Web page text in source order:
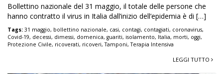
Bollettino nazionale del 31 maggio, il totale delle persone che
hanno contratto il virus in Italia dall’inizio dell’epidemia è di […]
Tags: 31 maggio, bollettino nazionale, casi, contagi, contagiati, coronavirus,
Covid-19, decessi, dimessi, domenica, guariti, isolamento, Italia, morti, oggi,
Protezione Civile, ricoverati, ricoveri,Tamponi,Terapia Intensiva
LEGGI TUTTO